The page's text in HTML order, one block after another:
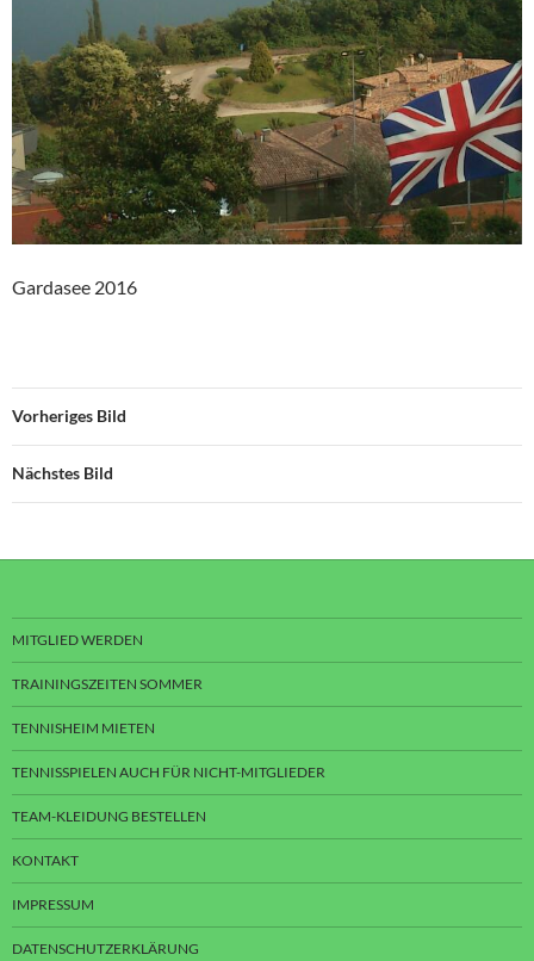
Gardasee 2016
Vorheriges Bild
Nächstes Bild
MITGLIED WERDEN
TRAININGSZEITEN SOMMER
TENNISHEIM MIETEN
TENNISSPIELEN AUCH FÜR NICHT-MITGLIEDER
TEAM-KLEIDUNG BESTELLEN
KONTAKT
IMPRESSUM
DATENSCHUTZERKLÄRUNG